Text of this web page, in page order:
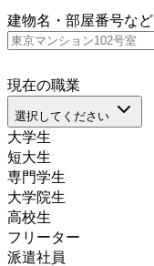
建物名・部屋番号など
現在の職業
選択してください
大学生
短大生
専門学生
大学院生
高校生
フリーター
派遣社員